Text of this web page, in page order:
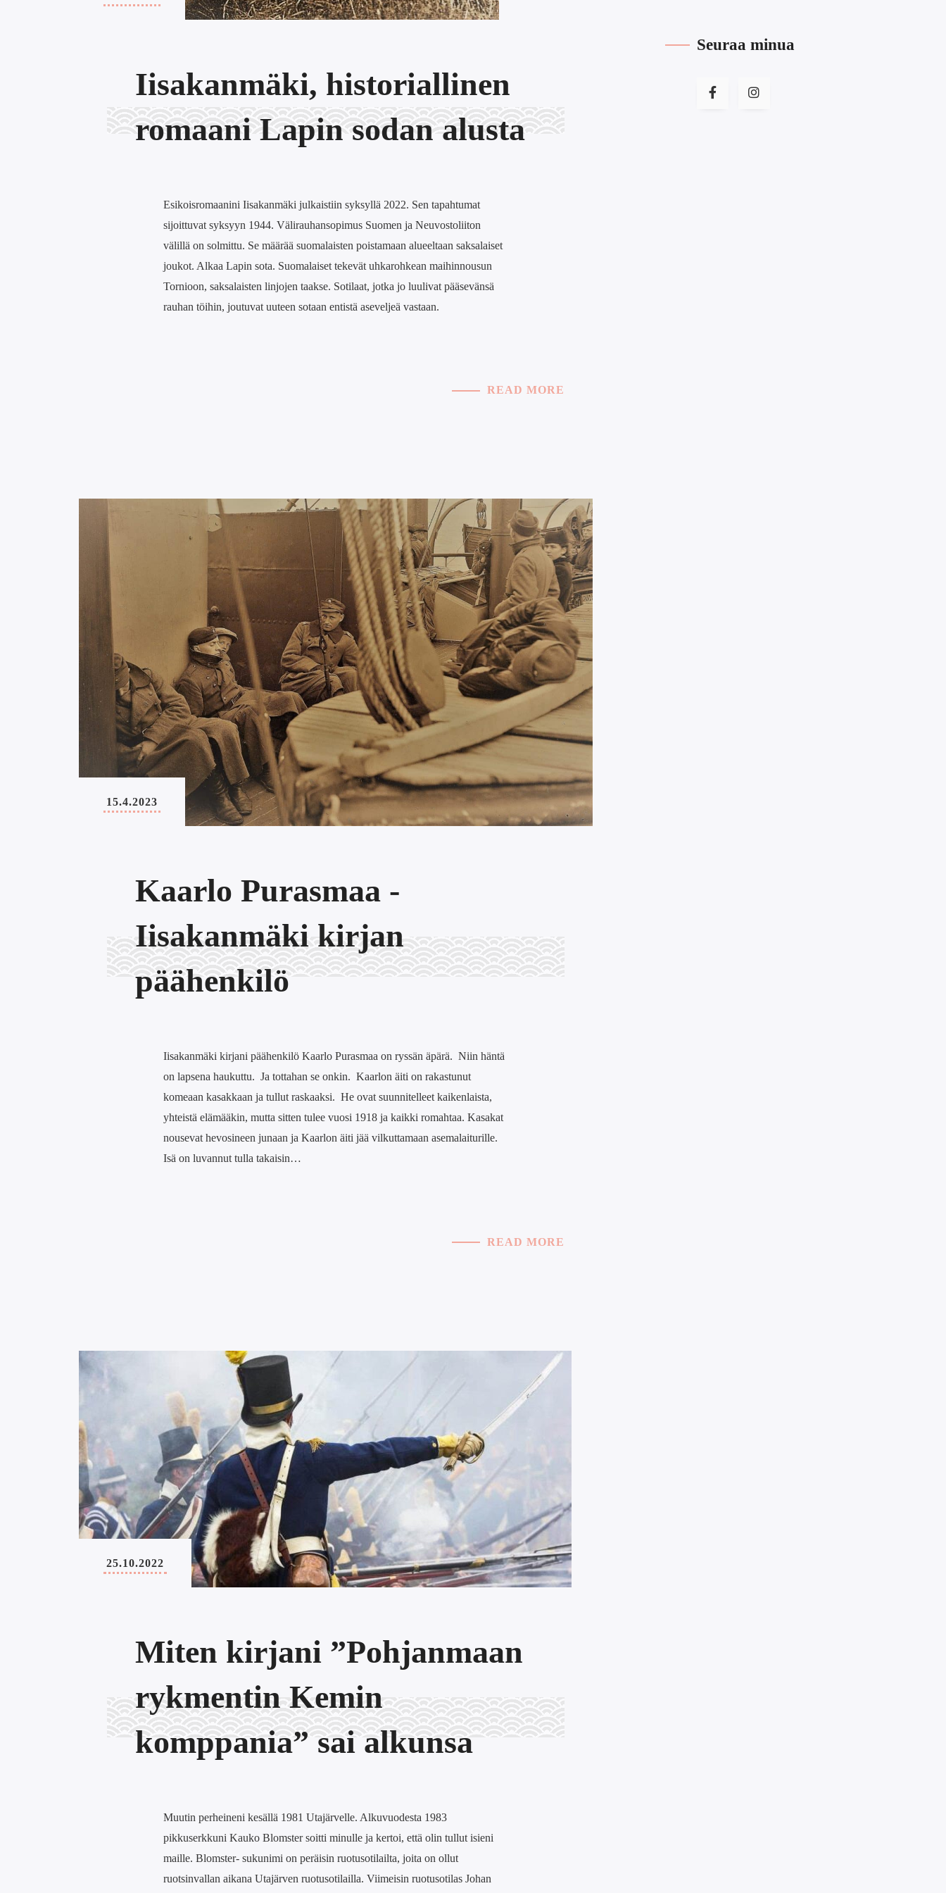
Iisakanmäki, historiallinen
romaani Lapin sodan alusta
Esikoisromaanini Iisakanmäki julkaistiin syksyllä 2022. Sen tapahtumat
sijoittuvat syksyyn 1944. Välirauhansopimus Suomen ja Neuvostoliiton
välillä on solmittu. Se määrää suomalaisten poistamaan alueeltaan saksalaiset
joukot. Alkaa Lapin sota. Suomalaiset tekevät uhkarohkean maihinnousun
Tornioon, saksalaisten linjojen taakse. Sotilaat, jotka jo luulivat pääsevänsä
rauhan töihin, joutuvat uuteen sotaan entistä aseveljeä vastaan.
READ MORE
15.4.2023
Kaarlo Purasmaa -
Iisakanmäki kirjan
päähenkilö
Iisakanmäki kirjani päähenkilö Kaarlo Purasmaa on ryssän äpärä. Niin häntä
on lapsena haukuttu. Ja tottahan se onkin. Kaarlon äiti on rakastunut
komeaan kasakkaan ja tullut raskaaksi. He ovat suunnitelleet kaikenlaista,
yhteistä elämääkin, mutta sitten tulee vuosi 1918 ja kaikki romahtaa. Kasakat
nousevat hevosineen junaan ja Kaarlon äiti jää vilkuttamaan asemalaiturille.
Isä on luvannut tulla takaisin…
READ MORE
25.10.2022
Miten kirjani ”Pohjanmaan
rykmentin Kemin
komppania” sai alkunsa
Muutin perheineni kesällä 1981 Utajärvelle. Alkuvuodesta 1983
pikkuserkkuni Kauko Blomster soitti minulle ja kertoi, että olin tullut isieni
maille. Blomster- sukunimi on peräisin ruotusotilailta, joita on ollut
ruotsinvallan aikana Utajärven ruotusotilailla. Viimeisin ruotusotilas Johan
Seuraa minua